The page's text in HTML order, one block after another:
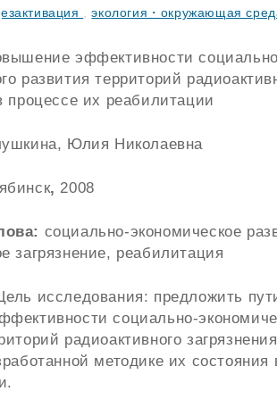
,экология・окружающая
эффективности
развития территорий
процессе их реабилитации
Юлия Николаевна
, 2008
социально-экономическое
загрязнение, реабилитация
исследования: предложить
социально-
радиоактивного
методике их состояния